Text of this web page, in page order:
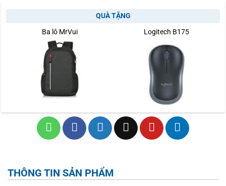
QUÀ TẶNG
Ba lô MrVui Logitech B175
THÔNG TIN SẢN PHẨM